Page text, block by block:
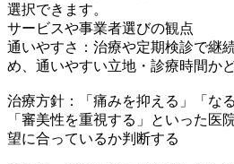
選択できます。
サービスや事業者選びの観点
通いやすさ：治療や定期検診で継
め、通いやすい立地・診療時間か
治療方針：「痛みを抑える」「な
「審美性を重視する」といった医
望に合っているか判断する